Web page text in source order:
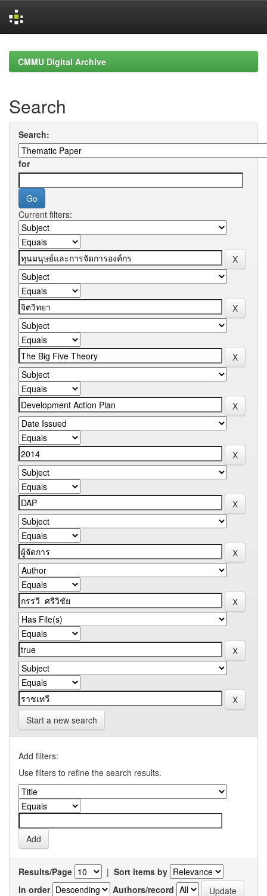
navigationCMMU Digital Archive
Search
Search:
for
Current filters:
Start a new search
Add filters:
Use filters to refine the search results.
Results/Page | Sort items by
In order
Authors/record